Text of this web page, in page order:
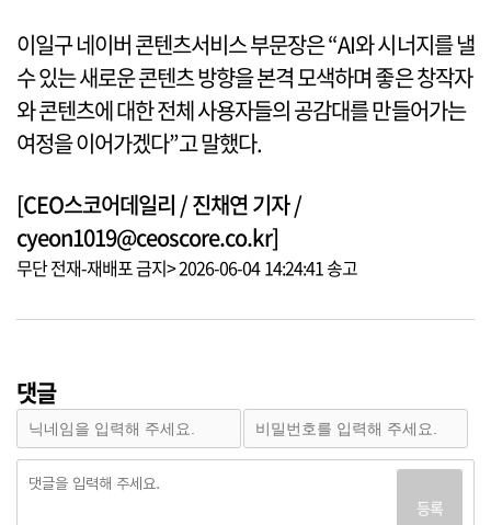
이일구 네이버 콘텐츠서비스 부문장은 “AI와 시너지를 낼
수 있는 새로운 콘텐츠 방향을 본격 모색하며 좋은 창작자
와 콘텐츠에 대한 전체 사용자들의 공감대를 만들어가는
여정을 이어가겠다”고 말했다.
[CEO스코어데일리 / 진채연 기자 /
cyeon1019@ceoscore.co.kr]
무단 전재-재배포 금지> 2026-06-04 14:24:41 송고
댓글
등록